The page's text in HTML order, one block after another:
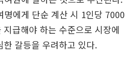
명에게 단순 계산 시 1인당 7000
급해야 하는 수준으로 시장에
한 갈등을 우려하고 있다.